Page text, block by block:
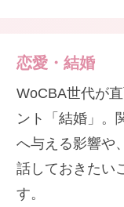
恋愛・結婚
WoCBA世代が
ント「結婚」。
へ与える影響や
話しておきたい
す。